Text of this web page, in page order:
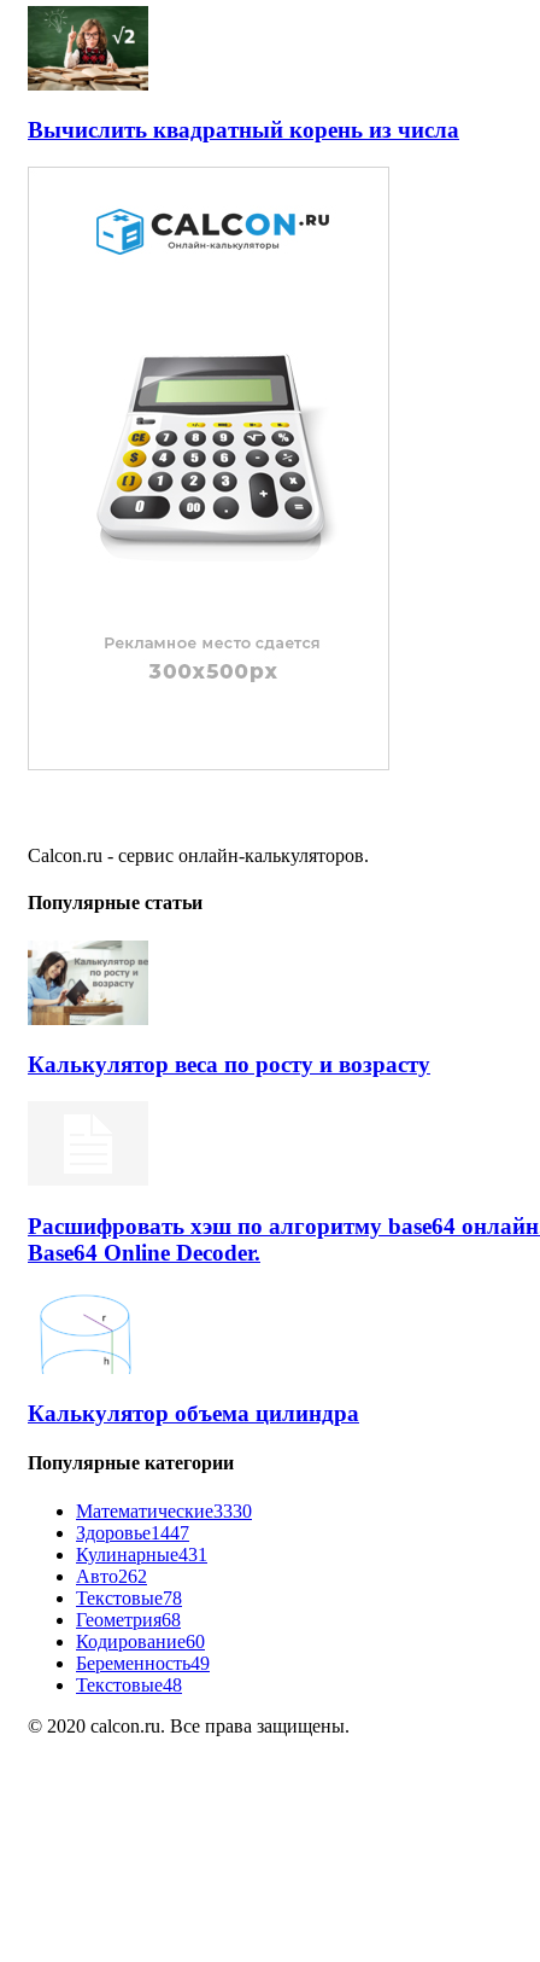
Вычислить квадратный корень из числа
Calcon.ru - сервис онлайн-калькуляторов.
Популярные статьи
Калькулятор веса по росту и возрасту
Расшифровать хэш по алгоритму base64
Base64 Online Decoder.
Калькулятор объема цилиндра
Популярные категории
Математические3330
Здоровье1447
Кулинарные431
Авто262
Текстовые78
Геометрия68
Кодирование60
Беременность49
Текстовые48
© 2020 calcon.ru. Все права защищены.